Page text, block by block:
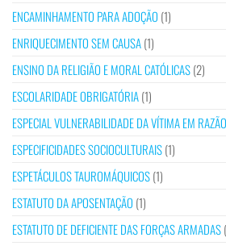
ENCAMINHAMENTO PARA ADOÇÃO (1)
ENRIQUECIMENTO SEM CAUSA(1)
ENSINO DA RELIGIÃO E MORAL CATÓLICAS(2)
ESCOLARIDADE OBRIGATÓRIA(1)
ESPECIAL VULNERABILIDADE DA VÍTIMA EM
ESPECIFICIDADES SOCIOCULTURAIS(1)
ESPETÁCULOS TAUROMÁQUICOS(1)
ESTATUTO DA APOSENTAÇÃO (1)
ESTATUTO DE DEFICIENTE DAS FORÇAS ARMADAS